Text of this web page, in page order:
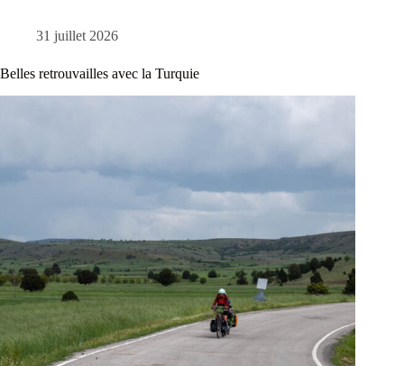
31 juillet 2026
Belles retrouvailles avec la Turquie